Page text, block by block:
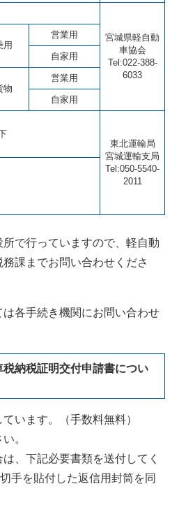
宮城県軽自動
車協会
Tel:022-388-
6033
用
営業用
自家用
物
営業用
自家用
東北運輸局
宮城運輸支局
Tel:050-5540-
2011
で行っていますので、軽自動
課までお問い合わせくださ
各手続き機関にお問い合わせ
納税証明交付申請書につい
います。（手数料無料）
。
、下記必要書類を送付してく
手を貼付した返信用封筒を同